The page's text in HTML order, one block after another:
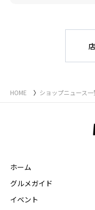
HOME ショップニュース一
ホーム
グルメガイド
イベント